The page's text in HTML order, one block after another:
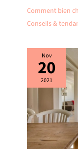
Comment bien
Conseils &
Nov
20
2021